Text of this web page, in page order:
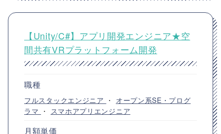
【Unity/C#】アプリ開発エンジニア★空
間共有VRプラットフォーム開発
職種
フルスタックエンジニア ・ オープン系SE・プログ
ラマ ・ スマホアプリエンジニア
月額単価